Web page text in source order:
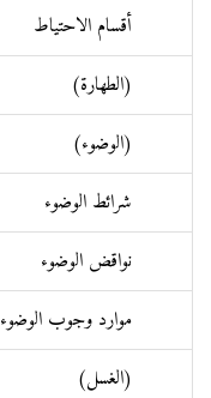
أقسام الاحتياط
(الطهارة)
(الوضوء)
شرائط الوضوء
نواقض الوضوء
موارد وجوب الوضوء
(الغسل)